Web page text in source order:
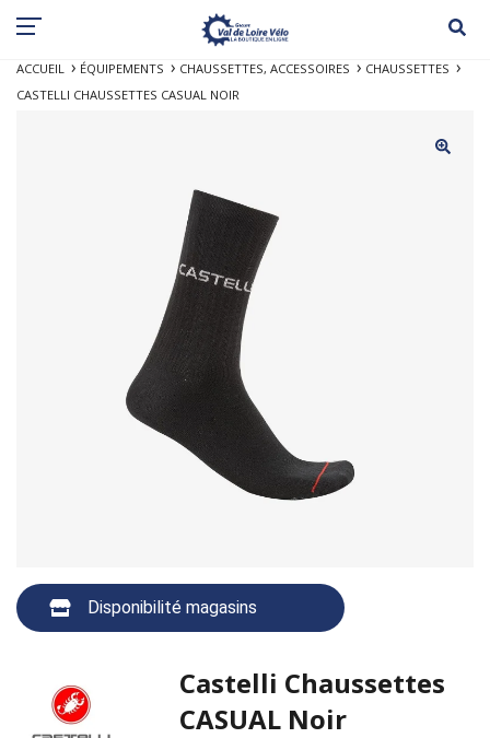
ACCUEIL ÉQUIPEMENTS CHAUSSETTES, ACCESSOIRES
CHAUSSETTES
CASTELLI CHAUSSETTES CASUAL NOIR
Disponibilité magasins
Castelli Chaussettes
CASUAL Noir